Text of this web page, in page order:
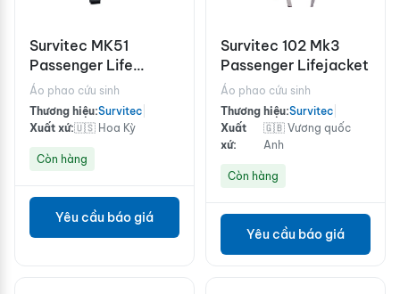
Survitec MK51
Passenger Life
Preserver
Áo phao cứu sinh
Thương hiệu:Survitec
Xuất xứ:🇺🇸 Hoa Kỳ
Còn hàng
Yêu cầu báo giá
Survitec 102 Mk3
Passenger Lifejacket
Áo phao cứu sinh
Thương hiệu:Survitec
Xuất
xứ:
🇬🇧 Vương quốc
Anh
Còn hàng
Yêu cầu báo giá